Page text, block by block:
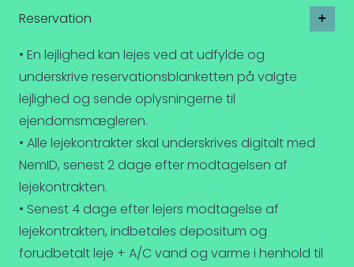
Reservation
• En lejlighed kan lejes ved at udfylde og
underskrive reservationsblanketten på valgte
lejlighed og sende oplysningerne til
ejendomsmægleren.
• Alle lejekontrakter skal underskrives digitalt med
NemID, senest 2 dage efter modtagelsen af
lejekontrakten.
• Senest 4 dage efter lejers modtagelse af
lejekontrakten, indbetales depositum og
forudbetalt leje + A/C vand og varme i henhold til